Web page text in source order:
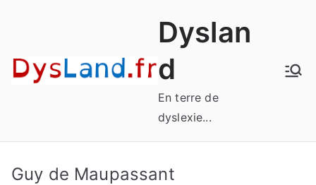
Dyslan
d
En terre de
dyslexie...
Guy de Maupassant